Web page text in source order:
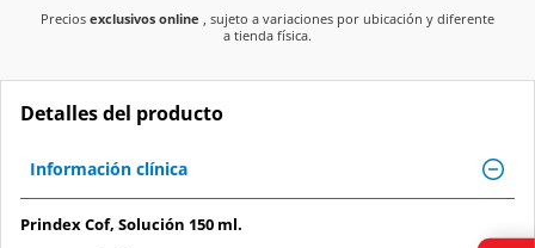
Precios exclusivos online , sujeto a variaciones por ubicación y diferente
a tienda física.
Detalles del producto
Información clínica
Prindex Cof, Solución 150 ml.